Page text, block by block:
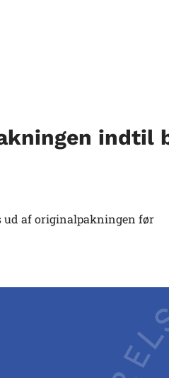
indtil
ud af originalpakningen før